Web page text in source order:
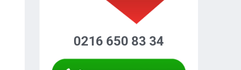
0216 650 83 34